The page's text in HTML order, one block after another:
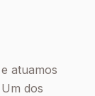
atuamos
dos